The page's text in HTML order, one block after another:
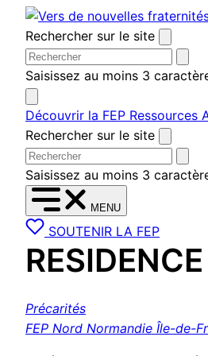
Aller
au
contenu
Rechercher sur le site
Saisissez au moins 3
Découvrir la FEP Ressources
Rechercher sur le site
Saisissez au moins 3
MENU
SOUTENIR LA FEP
Précarités
FEP Nord Normandie Île-de-